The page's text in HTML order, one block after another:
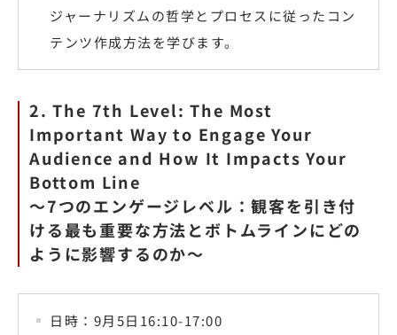
ジャーナリズムの哲学とプロセスに従ったコン
テンツ作成方法を学びます。
2. The 7th Level: The Most
Important Way to Engage Your
Audience and How It Impacts Your
Bottom Line
〜7つのエンゲージレベル：観客を引き付
ける最も重要な方法とボトムラインにどの
ように影響するのか〜
日時：9月5日16:10-17:00